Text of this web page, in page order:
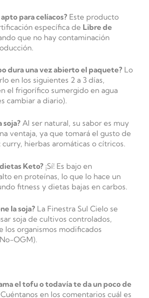
apto para celíacos? Este producto
específica de Libre de
que no hay contaminación
dura una vez abierto el paquete? Lo
en los siguientes 2 a 3 días,
el frigorífico sumergido en agua
cambiar a diario).
soja? Al ser natural, su sabor es muy
ventaja, ya que tomará el gusto de
curry, hierbas aromáticas o cítricos.
dietas Keto? ¡Sí! Es bajo en
en proteínas, lo que lo hace un
fitness y dietas bajas en carbos.
la soja? La Finestra Sul Cielo se
soja de cultivos controlados,
los organismos modificados
OGM).
el tofu o todavía te da un poco de
Cuéntanos en los comentarios cuál es